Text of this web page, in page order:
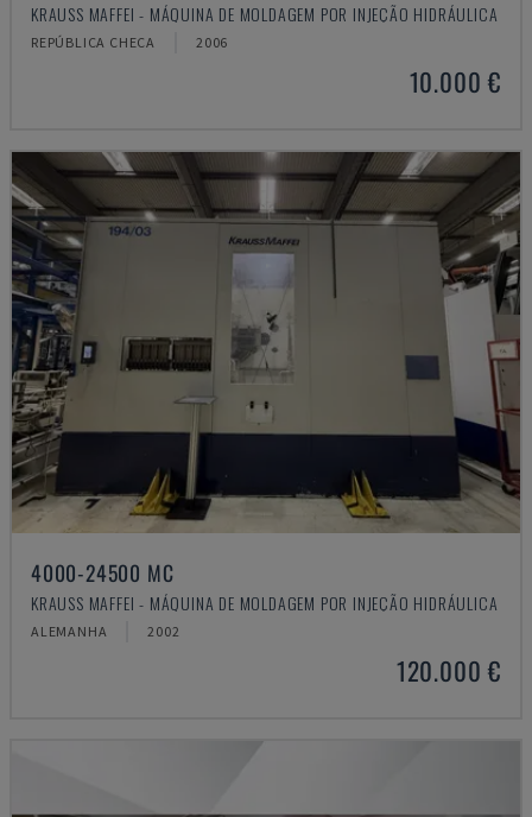
KRAUSS MAFFEI - MÁQUINA DE MOLDAGEM POR INJEÇÃO HIDRÁULICA
REPÚBLICA CHECA 2006
10.000 €
4000-24500 MC
KRAUSS MAFFEI - MÁQUINA DE MOLDAGEM POR INJEÇÃO HIDRÁULICA
ALEMANHA 2002
120.000 €